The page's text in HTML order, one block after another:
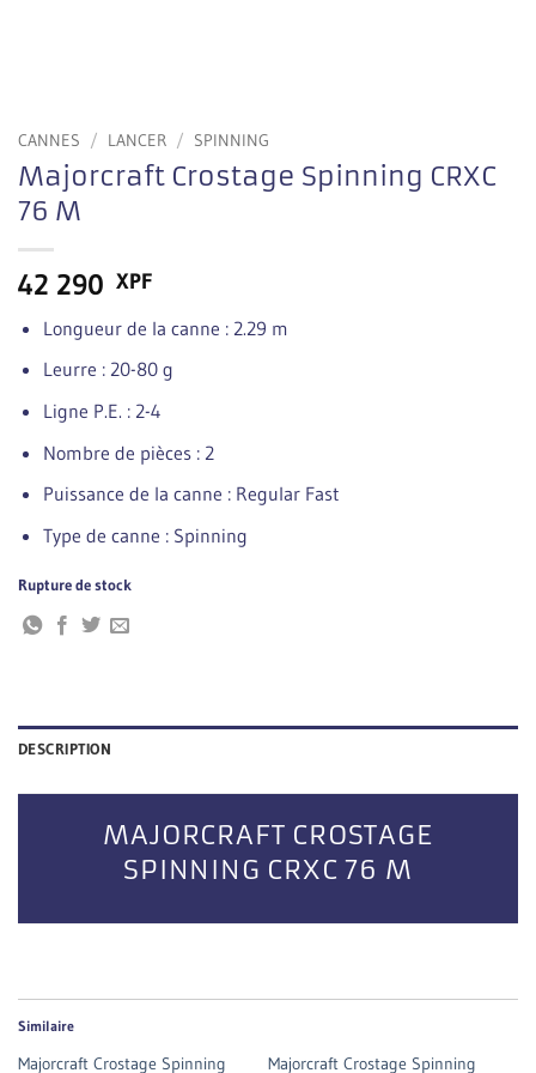
CANNES / LANCER / SPINNING
Majorcraft Crostage Spinning CRXC
76 M
42 290 XPF
Longueur de la canne : 2.29 m
Leurre : 20-80 g
Ligne P.E. : 2-4
Nombre de pièces : 2
Puissance de la canne : Regular Fast
Type de canne : Spinning
Rupture de stock
DESCRIPTION
MAJORCRAFT CROSTAGE
SPINNING CRXC 76 M
Similaire
Majorcraft Crostage Spinning Majorcraft Crostage Spinning